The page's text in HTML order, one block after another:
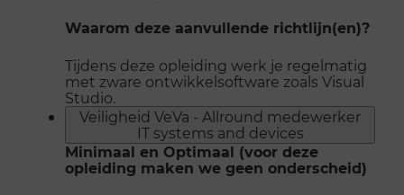
Waarom deze aanvullende richtlijn(en)?
Tijdens deze opleiding werk je regelmatig
met zware ontwikkelsoftware zoals Visual
Studio.
Veiligheid VeVa - Allround medewerker
IT systems and devices
Minimaal en Optimaal (voor deze
opleiding maken we geen onderscheid)